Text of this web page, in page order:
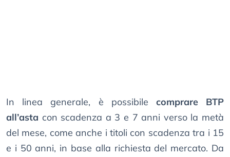
In linea generale, è possibile comprare BTP
all’asta con scadenza a 3 e 7 anni verso la metà
del mese, come anche i titoli con scadenza tra i 15
e i 50 anni, in base alla richiesta del mercato. Da